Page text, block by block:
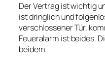
Der Vertrag ist wichtig
ist dringlich und
verschlossener Tür,
Feueralarm ist beides.
beidem.